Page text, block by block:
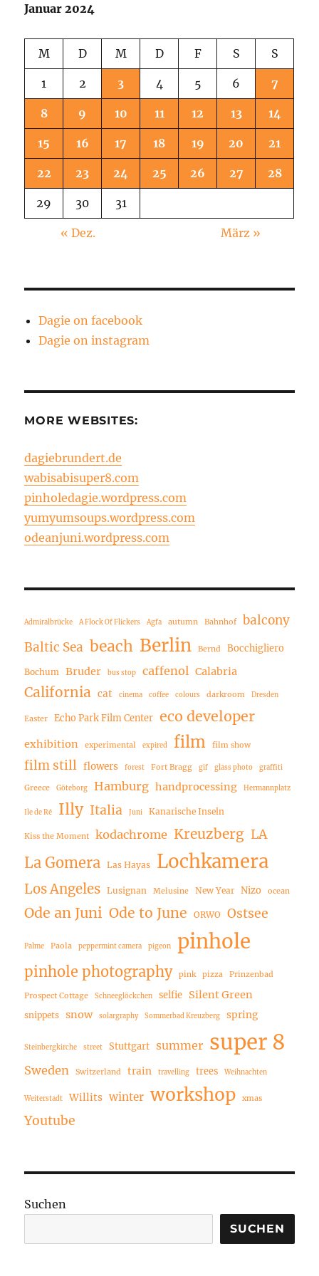
Januar 2024
M D M D F S S
1 2 3 4 5 6 7
8 9 10 11 12 13 14
15 16 17 18 19 20 21
22 23 24 25 26 27 28
29 30 31
« Dez. März »
Dagie on facebook
Dagie on instagram
MORE WEBSITES:
dagiebrundert.de
wabisabisuper8.com
pinholedagie.wordpress.com
yumyumsoups.wordpress.com
odeanjuni.wordpress.com
Admiralbrücke A Flock Of Flickers Agfa autumn Bahnhof
balcony
Baltic Sea beach Berlin Bernd Bocchigliero
Bochum Bruder bus stop caffenol Calabria
California cat cinema coffee colours darkroom Dresden
Easter Echo Park Film Center eco developer
exhibition experimental expired film film show
film still flowers forest Fort Bragg gif glass photo graffiti
Greece Göteborg Hamburg handprocessing Hermannplatz
Ile de Ré Illy Italia Juni Kanarische Inseln
Kiss the Moment kodachrome Kreuzberg LA
La Gomera Las Hayas Lochkamera
Los Angeles Lusignan Melusine New Year Nizo ocean
Ode an Juni Ode to June ORWO Ostsee
Palme Paola peppermint camera pigeon pinhole
pinhole photography pink pizza Prinzenbad
Prospect Cottage Schneeglöckchen selfie Silent Green
snippets snow solargraphy Sommerbad Kreuzberg spring
Steinbergkirche street Stuttgart summer super 8
Sweden Switzerland train travelling trees Weihnachten
Weiterstadt Willits winter workshop xmas
Youtube
Suchen
SUCHEN